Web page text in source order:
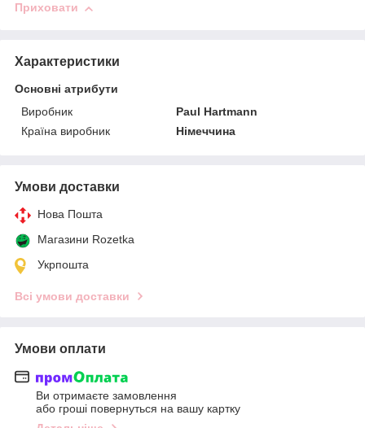
Приховати
Характеристики
Основні атрибути
Виробник
Paul Hartmann
Країна виробник
Німеччина
Умови доставки
Нова Пошта
Магазини Rozetka
Укрпошта
Всі умови доставки
Умови оплати
Ви отримаєте замовлення
або гроші повернуться на вашу картку